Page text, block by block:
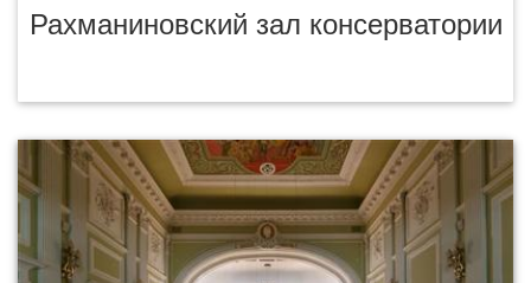
Рахманиновский зал консерватории